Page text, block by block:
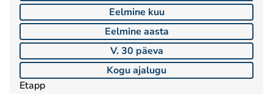
Eelmine kuu
Eelmine aasta
V. 30 päeva
Kogu ajalugu
Etapp